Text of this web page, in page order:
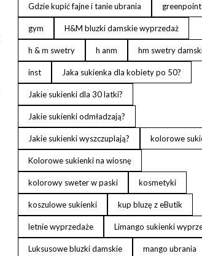
Gdzie kupić fajne i tanie ubrania greenpoint
gym H&M bluzki damskie wyprzedaż
h & m swetry h anm hm swetry
inst Jaka sukienka dla kobiety po 50?
Jakie sukienki dla 30 latki?
Jakie sukienki odmładzają?
Jakie sukienki wyszczuplają? kolorowe
Kolorowe sukienki na wiosnę
kolorowy sweter w paski kosmetyki
koszulowe sukienki kup bluzę z eButik
letnie wyprzedaże Limango sukienki
Luksusowe bluzki damskie mango ubrania